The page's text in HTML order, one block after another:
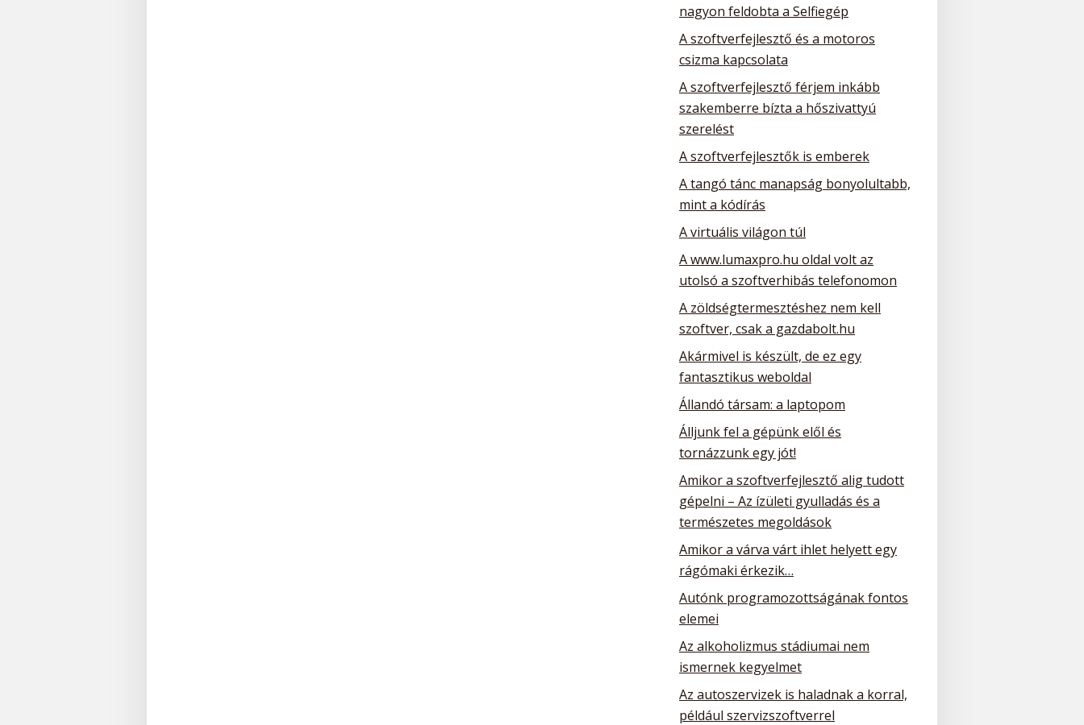
nagyon feldobta a Selfiegép
A szoftverfejlesztő és a motoros
csizma kapcsolata
A szoftverfejlesztő férjem inkább
szakemberre bízta a hőszivattyú
szerelést
A szoftverfejlesztők is emberek
A tangó tánc manapság bonyolultabb,
mint a kódírás
A virtuális világon túl
A www.lumaxpro.hu oldal volt az
utolsó a szoftverhibás telefonomon
A zöldségtermesztéshez nem kell
szoftver, csak a gazdabolt.hu
Akármivel is készült, de ez egy
fantasztikus weboldal
Állandó társam: a laptopom
Álljunk fel a gépünk elől és
tornázzunk egy jót!
Amikor a szoftverfejlesztő alig tudott
gépelni – Az ízületi gyulladás és a
természetes megoldások
Amikor a várva várt ihlet helyett egy
rágómaki érkezik…
Autónk programozottságának fontos
elemei
Az alkoholizmus stádiumai nem
ismernek kegyelmet
Az autoszervizek is haladnak a korral,
például szervizszoftverrel